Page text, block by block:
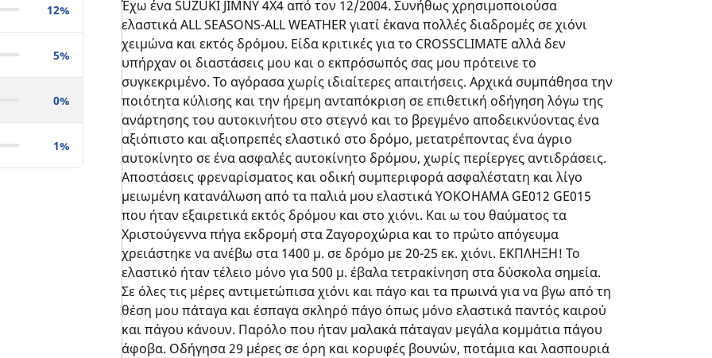
12%
5%
0%
1%
Έχω ένα SUZUKI JIMNY 4X4 από τον 12/2004. Συνήθως χρησιμοποιούσα
ελαστικά ALL SEASONS-ALL WEATHER γιατί έκανα πολλές διαδρομές σε χιόνι
χειμώνα και εκτός δρόμου. Είδα κριτικές για το CROSSCLIMATE αλλά δεν
υπήρχαν οι διαστάσεις μου και ο εκπρόσωπός σας μου πρότεινε το
συγκεκριμένο. Το αγόρασα χωρίς ιδιαίτερες απαιτήσεις. Αρχικά συμπάθησα την
ποιότητα κύλισης και την ήρεμη ανταπόκριση σε επιθετική οδήγηση λόγω της
ανάρτησης του αυτοκινήτου στο στεγνό και το βρεγμένο αποδεικνύοντας ένα
αξιόπιστο και αξιοπρεπές ελαστικό στο δρόμο, μετατρέποντας ένα άγριο
αυτοκίνητο σε ένα ασφαλές αυτοκίνητο δρόμου, χωρίς περίεργες αντιδράσεις.
Αποστάσεις φρεναρίσματος και οδική συμπεριφορά ασφαλέστατη και λίγο
μειωμένη κατανάλωση από τα παλιά μου ελαστικά YOKOHAMA GE012 GE015
που ήταν εξαιρετικά εκτός δρόμου και στο χιόνι. Και ω του θαύματος τα
Χριστούγεννα πήγα εκδρομή στα Ζαγοροχώρια και το πρώτο απόγευμα
χρειάστηκε να ανέβω στα 1400 μ. σε δρόμο με 20-25 εκ. χιόνι. ΕΚΠΛΗΞΗ! Το
ελαστικό ήταν τέλειο μόνο για 500 μ. έβαλα τετρακίνηση στα δύσκολα σημεία.
Σε όλες τις μέρες αντιμετώπισα χιόνι και πάγο και τα πρωινά για να βγω από τη
θέση μου πάταγα και έσπαγα σκληρό πάγο όπως μόνο ελαστικά παντός καιρού
και πάγου κάνουν. Παρόλο που ήταν μαλακά πάταγαν μεγάλα κομμάτια πάγου
άφοβα. Οδήγησα 29 μέρες σε όρη και κορυφές βουνών, ποτάμια και λασπουριά